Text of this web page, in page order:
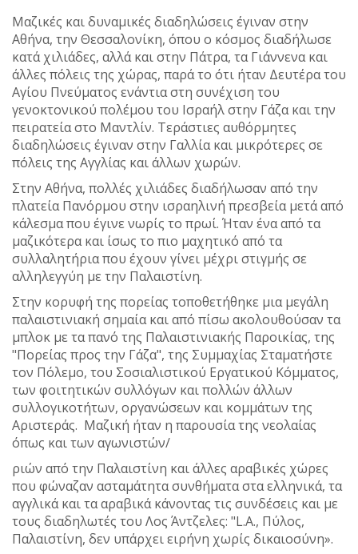
Μαζικές και δυναμικές διαδηλώσεις έγιναν στην
Αθήνα, την Θεσσαλονίκη, όπου ο κόσμος διαδήλωσε
κατά χιλιάδες, αλλά και στην Πάτρα, τα Γιάννενα και
άλλες πόλεις της χώρας, παρά το ότι ήταν Δευτέρα του
Αγίου Πνεύματος ενάντια στη συνέχιση του
γενοκτονικού πολέμου του Ισραήλ στην Γάζα και την
πειρατεία στο Μαντλίν. Τεράστιες αυθόρμητες
διαδηλώσεις έγιναν στην Γαλλία και μικρότερες σε
πόλεις της Αγγλίας και άλλων χωρών.
Στην Αθήνα, πολλές χιλιάδες διαδήλωσαν από την
πλατεία Πανόρμου στην ισραηλινή πρεσβεία μετά από
κάλεσμα που έγινε νωρίς το πρωί. Ήταν ένα από τα
μαζικότερα και ίσως το πιο μαχητικό από τα
συλλαλητήρια που έχουν γίνει μέχρι στιγμής σε
αλληλεγγύη με την Παλαιστίνη.
Στην κορυφή της πορείας τοποθετήθηκε μια μεγάλη
παλαιστινιακή σημαία και από πίσω ακολουθούσαν τα
μπλοκ με τα πανό της Παλαιστινιακής Παροικίας, της
"Πορείας προς την Γάζα", της Συμμαχίας Σταματήστε
τον Πόλεμο, του Σοσιαλιστικού Εργατικού Κόμματος,
των φοιτητικών συλλόγων και πολλών άλλων
συλλογικοτήτων, οργανώσεων και κομμάτων της
Αριστεράς. Μαζική ήταν η παρουσία της νεολαίας
όπως και των αγωνιστών/
ριών από την Παλαιστίνη και άλλες αραβικές χώρες
που φώναζαν ασταμάτητα συνθήματα στα ελληνικά, τα
αγγλικά και τα αραβικά κάνοντας τις συνδέσεις και με
τους διαδηλωτές του Λος Άντζελες: "L.A., Πύλος,
Παλαιστίνη, δεν υπάρχει ειρήνη χωρίς δικαιοσύνη».